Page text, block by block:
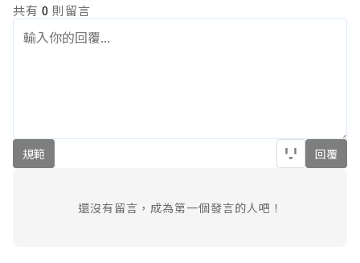
共有 0 則留言
規範 回覆
還沒有留言，成為第一個發言的人吧！